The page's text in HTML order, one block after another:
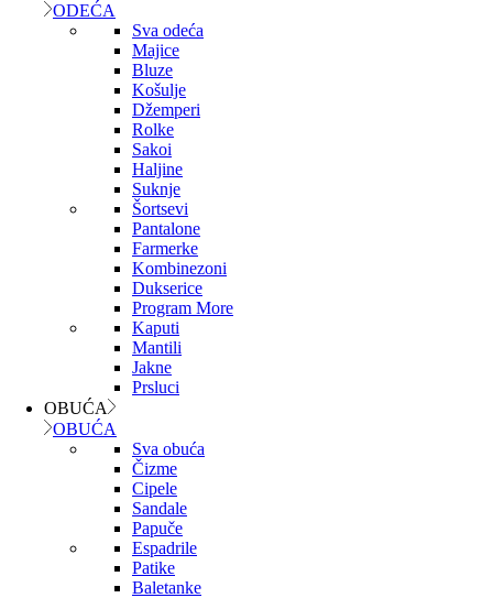
ODEĆA
Sva odeća
Majice
Bluze
Košulje
Džemperi
Rolke
Sakoi
Haljine
Suknje
Šortsevi
Pantalone
Farmerke
Kombinezoni
Dukserice
Program More
Kaputi
Mantili
Jakne
Prsluci
OBUĆA
OBUĆA
Sva obuća
Čizme
Cipele
Sandale
Papuče
Espadrile
Patike
Baletanke